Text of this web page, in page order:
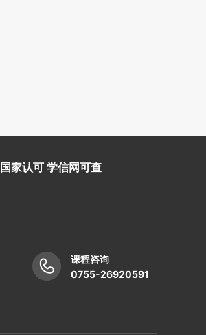
国家认可 学信网可查
课程咨询
0755-26920591